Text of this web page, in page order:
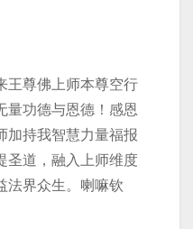
王尊佛上师本尊空行
量功德与恩德！感恩
加持我智慧力量福报
圣道，融入上师维度
法界众生。喇嘛钦